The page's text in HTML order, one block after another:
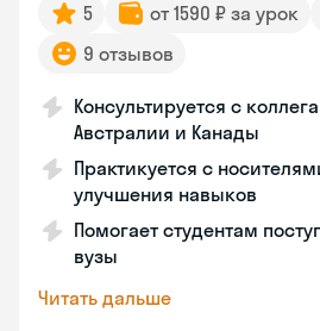
5 от 1590 ₽ за урок
9 отзывов
Консультируется с
Австралии и Канады
Практикуется с
улучшения навыков
Помогает студентам
вузы
Читать дальше